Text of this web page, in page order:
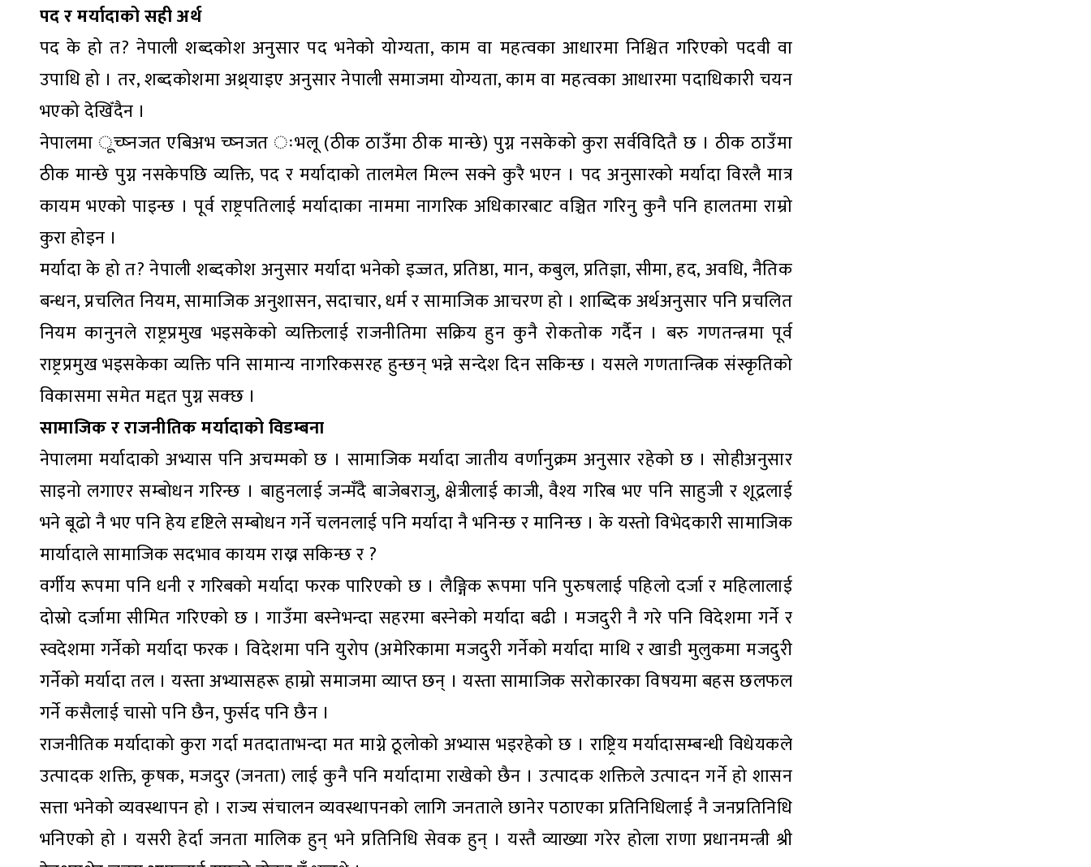
पद र मर्यादाको सही अर्थ
पद के हो त? नेपाली शब्दकोश अनुसार पद भनेको योग्यता, काम वा महत्वका आधारमा निश्चित गरिएको पदवी वा
उपाधि हो । तर, शब्दकोशमा अथ्र्याइए अनुसार नेपाली समाजमा योग्यता, काम वा महत्वका आधारमा पदाधिकारी चयन
भएको देखिँदैन ।
नेपालमा ूच्ष्नजत एबिअभ च्ष्नजत ःभलू (ठीक ठाउँमा ठीक मान्छे) पुग्न नसकेको कुरा सर्वविदितै छ । ठीक ठाउँमा
ठीक मान्छे पुग्न नसकेपछि व्यक्ति, पद र मर्यादाको तालमेल मिल्न सक्ने कुरै भएन । पद अनुसारको मर्यादा विरलै मात्र
कायम भएको पाइन्छ । पूर्व राष्ट्रपतिलाई मर्यादाका नाममा नागरिक अधिकारबाट वञ्चित गरिनु कुनै पनि हालतमा राम्रो
कुरा होइन ।
मर्यादा के हो त? नेपाली शब्दकोश अनुसार मर्यादा भनेको इज्जत, प्रतिष्ठा, मान, कबुल, प्रतिज्ञा, सीमा, हद, अवधि, नैतिक
बन्धन, प्रचलित नियम, सामाजिक अनुशासन, सदाचार, धर्म र सामाजिक आचरण हो । शाब्दिक अर्थअनुसार पनि प्रचलित
नियम कानुनले राष्ट्रप्रमुख भइसकेको व्यक्तिलाई राजनीतिमा सक्रिय हुन कुनै रोकतोक गर्दैन । बरु गणतन्त्रमा पूर्व
राष्ट्रप्रमुख भइसकेका व्यक्ति पनि सामान्य नागरिकसरह हुन्छन् भन्ने सन्देश दिन सकिन्छ । यसले गणतान्त्रिक संस्कृतिको
विकासमा समेत मद्दत पुग्न सक्छ ।
सामाजिक र राजनीतिक मर्यादाको विडम्बना
नेपालमा मर्यादाको अभ्यास पनि अचम्मको छ । सामाजिक मर्यादा जातीय वर्णानुक्रम अनुसार रहेको छ । सोहीअनुसार
साइनो लगाएर सम्बोधन गरिन्छ । बाहुनलाई जन्मँदै बाजेबराजु, क्षेत्रीलाई काजी, वैश्य गरिब भए पनि साहुजी र शूद्रलाई
भने बूढो नै भए पनि हेय दृष्टिले सम्बोधन गर्ने चलनलाई पनि मर्यादा नै भनिन्छ र मानिन्छ । के यस्तो विभेदकारी सामाजिक
मार्यादाले सामाजिक सदभाव कायम राख्न सकिन्छ र ?
वर्गीय रूपमा पनि धनी र गरिबको मर्यादा फरक पारिएको छ । लैङ्गिक रूपमा पनि पुरुषलाई पहिलो दर्जा र महिलालाई
दोस्रो दर्जामा सीमित गरिएको छ । गाउँमा बस्नेभन्दा सहरमा बस्नेको मर्यादा बढी । मजदुरी नै गरे पनि विदेशमा गर्ने र
स्वदेशमा गर्नेको मर्यादा फरक । विदेशमा पनि युरोप (अमेरिकामा मजदुरी गर्नेको मर्यादा माथि र खाडी मुलुकमा मजदुरी
गर्नेको मर्यादा तल । यस्ता अभ्यासहरू हाम्रो समाजमा व्याप्त छन् । यस्ता सामाजिक सरोकारका विषयमा बहस छलफल
गर्ने कसैलाई चासो पनि छैन, फुर्सद पनि छैन ।
राजनीतिक मर्यादाको कुरा गर्दा मतदाताभन्दा मत माग्ने ठूलोको अभ्यास भइरहेको छ । राष्ट्रिय मर्यादासम्बन्धी विधेयकले
उत्पादक शक्ति, कृषक, मजदुर (जनता) लाई कुनै पनि मर्यादामा राखेको छैन । उत्पादक शक्तिले उत्पादन गर्ने हो शासन
सत्ता भनेको व्यवस्थापन हो । राज्य संचालन व्यवस्थापनको लागि जनताले छानेर पठाएका प्रतिनिधिलाई नै जनप्रतिनिधि
भनिएको हो । यसरी हेर्दा जनता मालिक हुन् भने प्रतिनिधि सेवक हुन् । यस्तै व्याख्या गरेर होला राणा प्रधानमन्त्री श्री